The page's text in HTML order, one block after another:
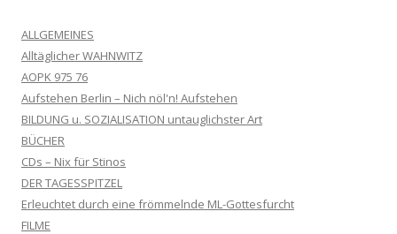
ALLGEMEINES
Alltäglicher WAHNWITZ
AOPK 975 76
Aufstehen Berlin – Nich nöl'n! Aufstehen
BILDUNG u. SOZIALISATION untauglichster Art
BÜCHER
CDs – Nix für Stinos
DER TAGESSPITZEL
Erleuchtet durch eine frömmelnde ML-Gottesfurcht
FILME